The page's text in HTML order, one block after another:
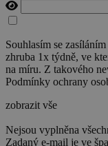
Souhlasím se
zhruba 1x týdně, ve
na míru. Z takového
Podmínky ochrany
zobrazit vše
Nejsou vyplněna
Zadaný e-mail je ve